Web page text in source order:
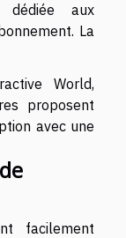
dédiée aux
La
World,
proposent
avec une
facilement